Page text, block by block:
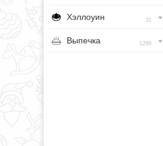
Хэллоуин 31
Выпечка 1296